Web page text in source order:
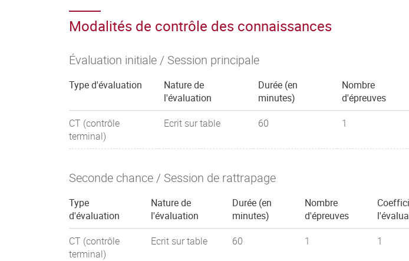
Modalités de contrôle des connaissances
Évaluation initiale / Session principale
Type d'évaluation
Nature de
l'évaluation
Durée (en
minutes)
Nombre
d'épreuves
CT (contrôle
terminal)
Ecrit sur table 60 1
Seconde chance / Session de rattrapage
Type
d'évaluation
Nature de
l'évaluation
Durée (en
minutes)
Nombre
d'épreuves
CT (contrôle
terminal)
Ecrit sur table 60 1 1